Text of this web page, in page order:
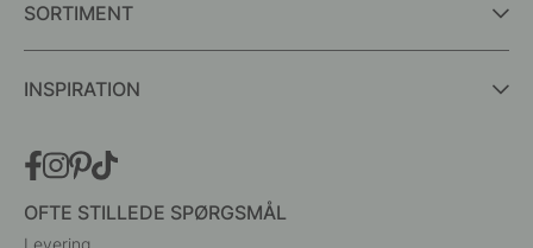
SORTIMENT
INSPIRATION
OFTE STILLEDE SPØRGSMÅL